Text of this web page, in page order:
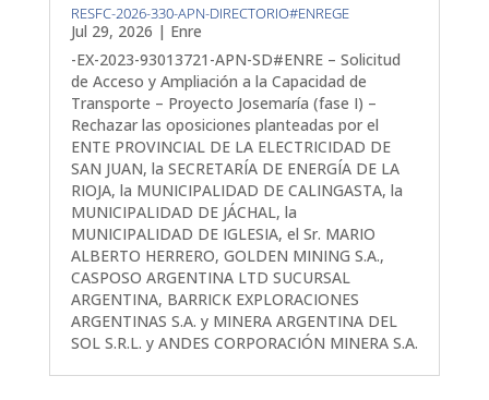
RESFC-2026-330-APN-DIRECTORIO#ENREGE
Jul 29, 2026 | Enre
-EX-2023-93013721-APN-SD#ENRE – Solicitud
de Acceso y Ampliación a la Capacidad de
Transporte – Proyecto Josemaría (fase I) –
Rechazar las oposiciones planteadas por el
ENTE PROVINCIAL DE LA ELECTRICIDAD DE
SAN JUAN, la SECRETARÍA DE ENERGÍA DE LA
RIOJA, la MUNICIPALIDAD DE CALINGASTA, la
MUNICIPALIDAD DE JÁCHAL, la
MUNICIPALIDAD DE IGLESIA, el Sr. MARIO
ALBERTO HERRERO, GOLDEN MINING S.A.,
CASPOSO ARGENTINA LTD SUCURSAL
ARGENTINA, BARRICK EXPLORACIONES
ARGENTINAS S.A. y MINERA ARGENTINA DEL
SOL S.R.L. y ANDES CORPORACIÓN MINERA S.A.